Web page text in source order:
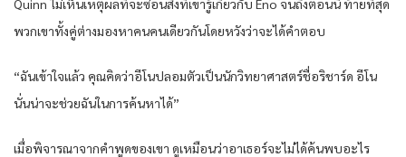
Quinn ไม่เห็นเหตุผลที่จะซ่อนสิ่งที่เขารู้เกี่ยวกับ Eno จนถึงตอนนี้ ท้ายที่สุด
พวกเขาทั้งคู่ต่างมองหาคนคนเดียวกันโดยหวังว่าจะได้คำตอบ
“ฉันเข้าใจแล้ว คุณคิดว่าอีโนปลอมตัวเป็นนักวิทยาศาสตร์ชื่อริชาร์ด อีโน
นั่นน่าจะช่วยฉันในการค้นหาได้”
เมื่อพิจารณาจากคำพูดของเขา ดูเหมือนว่าอาเธอร์จะไม่ได้ค้นพบอะไร